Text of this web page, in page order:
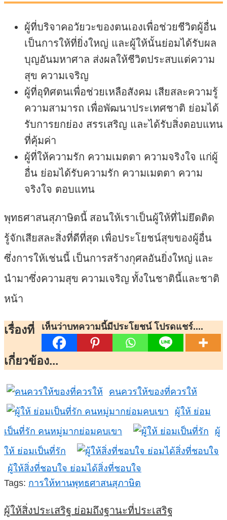
ผู้ที่บริจาคอวัยวะของตนเองเพื่อช่วยชีวิตผู้อื่น
เป็นการให้ที่ยิ่งใหญ่ และผู้ให้นั้นย่อมได้รับผล
บุญอันมหาศาล ส่งผลให้ชีวิตประสบแต่ความ
สุข ความเจริญ
ผู้ที่อุทิศตนเพื่อช่วยเหลือสังคม เสียสละความรู้
ความสามารถ เพื่อพัฒนาประเทศชาติ ย่อมได้
รับการยกย่อง สรรเสริญ และได้รับสิ่งตอบแทน
ที่คุ้มค่า
ผู้ที่ให้ความรัก ความเมตตา ความจริงใจ แก่ผู้
อื่น ย่อมได้รับความรัก ความเมตตา ความ
จริงใจ ตอบแทน
พุทธศาสนสุภาษิตนี้ สอนให้เราเป็นผู้ให้ที่ไม่ยึดติด
รู้จักเสียสละสิ่งที่ดีที่สุด เพื่อประโยชน์สุขของผู้อื่น
ซึ่งการให้เช่นนี้ เป็นการสร้างกุศลอันยิ่งใหญ่ และ
นำมาซึ่งความสุข ความเจริญ ทั้งในชาตินี้และชาติ
หน้า
เห็นว่าบทความนี้มีประโยชน์ โปรดแชร์....
เรื่องที่
เกี่ยวข้อง...
คนควรให้ของที่ควรให้
ผู้ให้ ย่อม
เป็นที่รัก คนหมู่มากย่อมคบเขา
ผู้
ให้ ย่อมเป็นที่รัก
ผู้ให้สิ่งที่ชอบใจ ย่อมได้สิ่งที่ชอบใจ
Tags: การให้ทานพุทธศาสนสุภาษิต
ผู้ให้สิ่งประเสริฐ ย่อมถึงฐานะที่ประเสริฐ